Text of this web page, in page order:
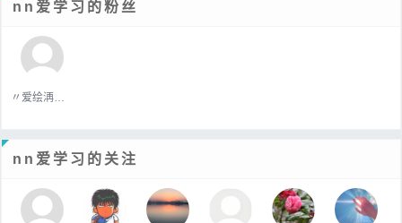
nn爱学习的粉丝
nn爱学习的关注